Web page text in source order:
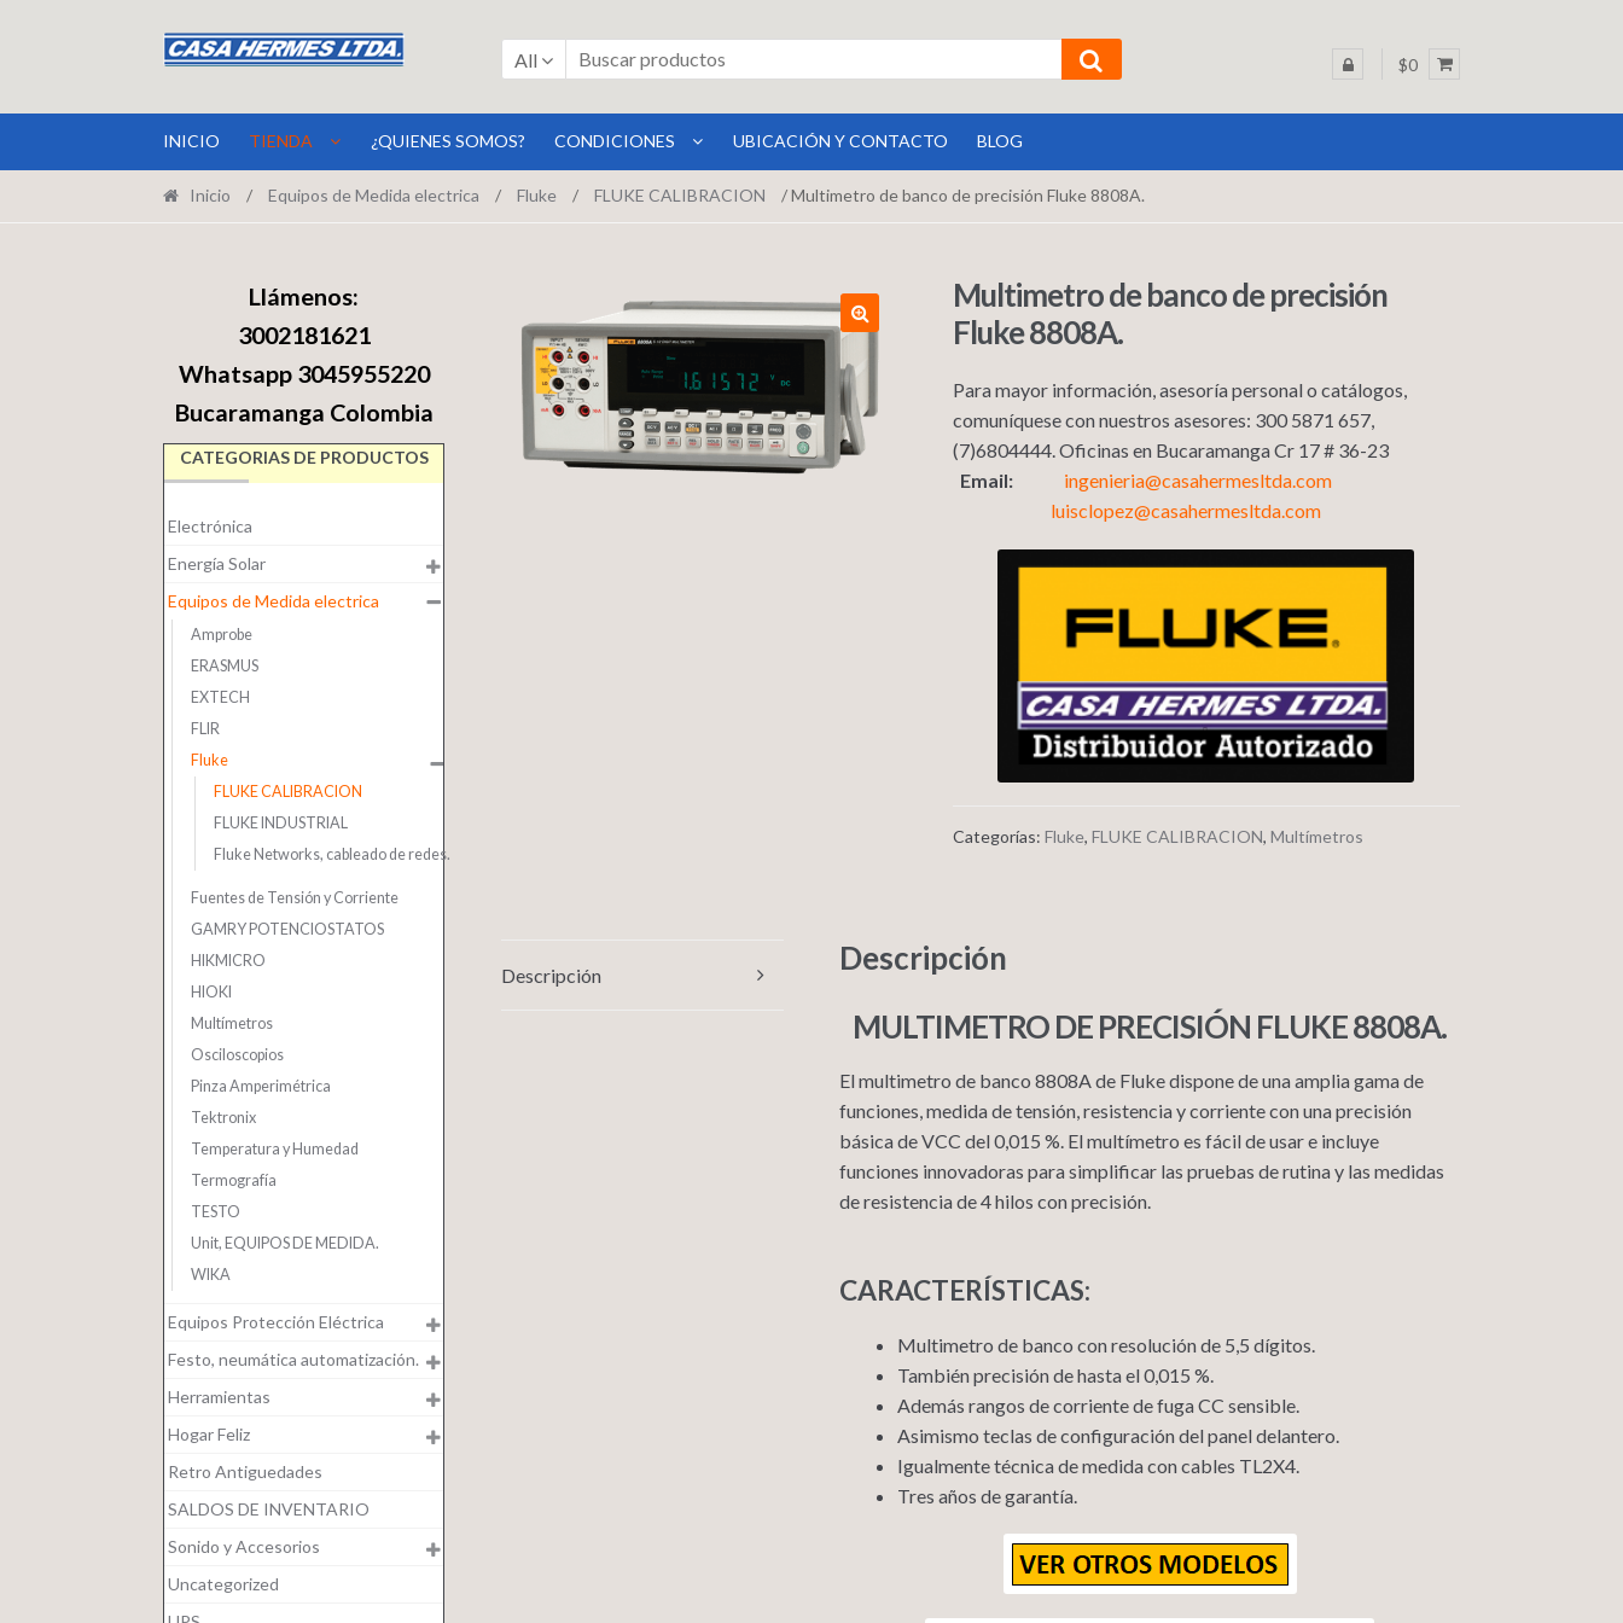
a
la
al
contenido
All $0
INICIO TIENDA ¿QUIENES SOMOS? CONDICIONES UBICACIÓN Y CONTACTO BLOG
Inicio / Equipos de Medida electrica / Fluke / FLUKE CALIBRACION / Multimetro de banco de precisión Fluke 8808A.
Multimetro de banco de precisión
Fluke 8808A.
Para mayor información, asesoría personal o catálogos,
comuníquese con nuestros asesores: 300 5871 657,
(7)6804444. Oficinas en Bucaramanga Cr 17 # 36-23
Email: ingenieria@casahermesltda.com
luisclopez@casahermesltda.com
Categorías: Fluke, FLUKE CALIBRACION, Multímetros
Descripción
Descripción
MULTIMETRO DE PRECISIÓN FLUKE 8808A.
El multimetro de banco 8808A de Fluke dispone de una amplia gama de
funciones, medida de tensión, resistencia y corriente con una precisión
básica de VCC del 0,015 %. El multímetro es fácil de usar e incluye
funciones innovadoras para simplificar las pruebas de rutina y las medidas
de resistencia de 4 hilos con precisión.
CARACTERÍSTICAS:
Multimetro de banco con resolución de 5,5 dígitos.
También precisión de hasta el 0,015 %.
Además rangos de corriente de fuga CC sensible.
Asimismo teclas de configuración del panel delantero.
Igualmente técnica de medida con cables TL2X4.
Tres años de garantía.
Llámenos:
3002181621
Whatsapp 3045955220
Bucaramanga Colombia
CATEGORIAS DE PRODUCTOS
Electrónica
Energía Solar
Equipos de Medida electrica
Amprobe
ERASMUS
EXTECH
FLIR
Fluke
FLUKE CALIBRACION
FLUKE INDUSTRIAL
Fluke Networks, cableado de redes.
Fuentes de Tensión y Corriente
GAMRY POTENCIOSTATOS
HIKMICRO
HIOKI
Multímetros
Osciloscopios
Pinza Amperimétrica
Tektronix
Temperatura y Humedad
Termografía
TESTO
Unit, EQUIPOS DE MEDIDA.
WIKA
Equipos Protección Eléctrica
Festo, neumática automatización.
Herramientas
Hogar Feliz
Retro Antiguedades
SALDOS DE INVENTARIO
Sonido y Accesorios
Uncategorized